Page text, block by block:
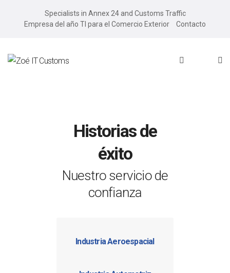
Specialists in Annex 24 and Customs Traffic
Empresa del año TI para el Comercio Exterior
Contacto
Historias de
éxito
Nuestro servicio de
confianza
Industria Aeroespacial